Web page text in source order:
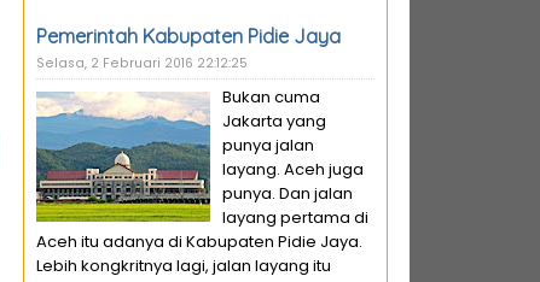
Pemerintah Kabupaten Pidie Jaya
Selasa, 2 Februari 2016 22:12:25
Bukan cuma
Jakarta yang
punya jalan
layang. Aceh juga
punya. Dan jalan
layang pertama di
Aceh itu adanya di Kabupaten Pidie Jaya.
Lebih kongkritnya lagi, jalan layang itu